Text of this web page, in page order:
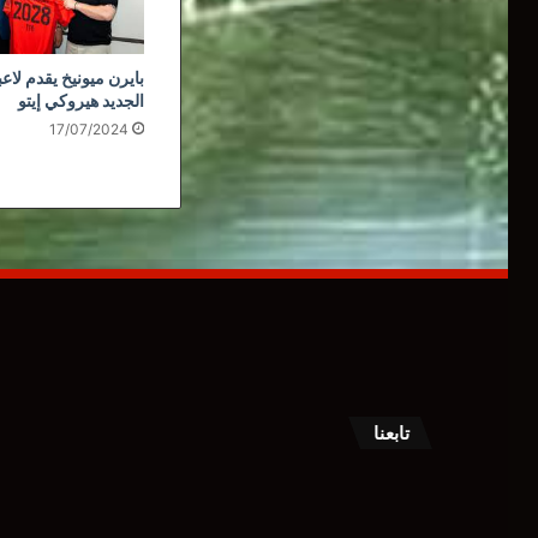
بايرن ميونيخ يقدم
الجديد هيروكي إيتو
17/07/2024
تابعنا